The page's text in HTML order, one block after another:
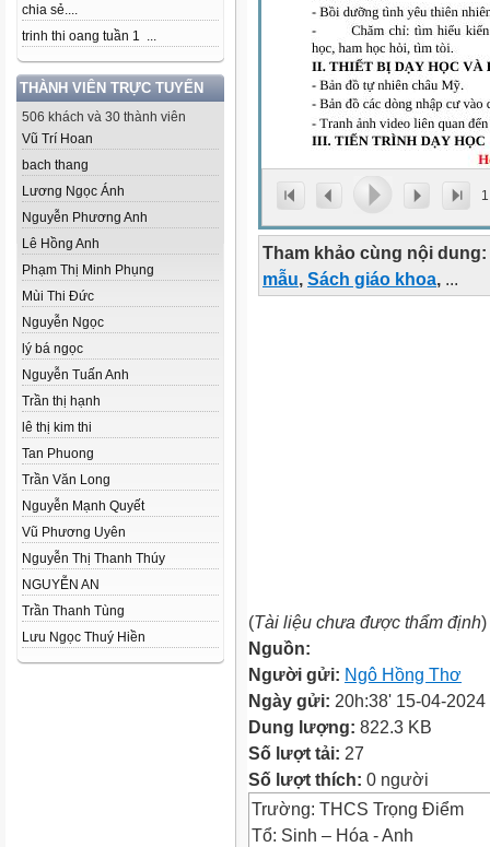
chia sẻ....
trinh thi oang tuần 1 ...
THÀNH VIÊN TRỰC TUYẾN
506 khách và 30 thành viên
Vũ Trí Hoan
bach thang
Lương Ngọc Ánh
Nguyễn Phương Anh
Lê Hồng Anh
Phạm Thị Minh Phụng
Mùi Thi Đức
Nguyễn Ngọc
lý bá ngọc
Nguyễn Tuấn Anh
Trần thị hạnh
lê thị kim thi
Tan Phuong
Trần Văn Long
Nguyễn Mạnh Quyết
Vũ Phương Uyên
Nguyễn Thị Thanh Thúy
NGUYỄN AN
Trần Thanh Tùng
Lưu Ngọc Thuý Hiền
1
Tham khảo cùng nội dung:
mẫu, Sách giáo khoa, ...
(Tài liệu chưa được thẩm định)
Nguồn:
Người gửi: Ngô Hồng Thơ
Ngày gửi: 20h:38' 15-04-2024
Dung lượng: 822.3 KB
Số lượt tải: 27
Số lượt thích: 0 người
Trường: THCS Trọng Điểm
Tổ: Sinh – Hóa - Anh